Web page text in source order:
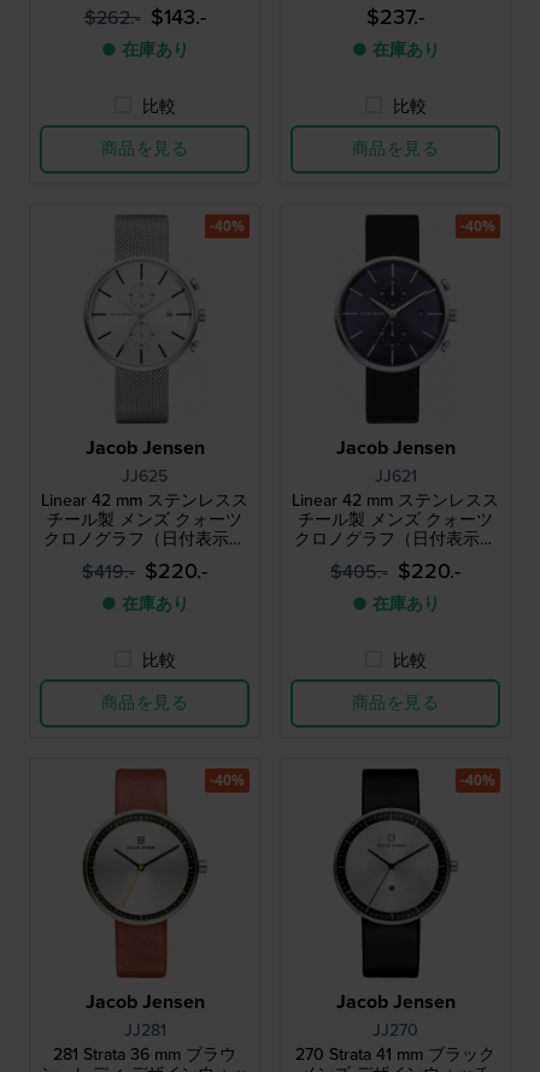
$262.- $143.-
● 在庫あり
比較
商品を見る
$237.-
● 在庫あり
比較
商品を見る
Jacob Jensen
JJ625
Linear 42 mm ステンレスス
チール製 メンズ クォーツ
クロノグラフ（日付表示付
き）
$419.- $220.-
● 在庫あり
比較
商品を見る
-40%
Jacob Jensen
JJ621
Linear 42 mm ステンレスス
チール製 メンズ クォーツ
クロノグラフ（日付表示付
き）
$405.- $220.-
● 在庫あり
比較
商品を見る
-40%
Jacob Jensen
JJ281
281 Strata 36 mm ブラウ
-40%
Jacob Jensen
JJ270
270 Strata 41 mm ブラック
-40%